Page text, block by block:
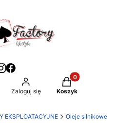
wyszukiwarkę
Zaloguj się
Produkty w
Koszyk
EKSPLOATACYJNE Oleje silnikowe